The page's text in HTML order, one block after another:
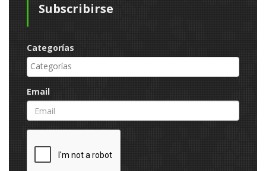
Subscribirse
Categorías
Email